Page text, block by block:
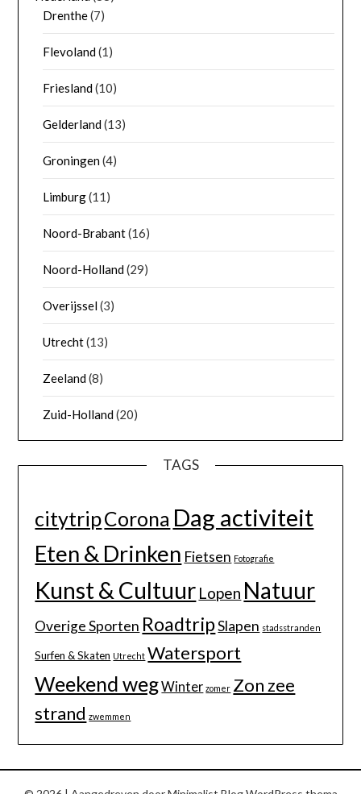
Drenthe(7)
Flevoland(1)
Friesland(10)
Gelderland(13)
Groningen(4)
Limburg(11)
Noord-Brabant(16)
Noord-Holland(29)
Overijssel(3)
Utrecht(13)
Zeeland(8)
Zuid-Holland(20)
TAGS
citytripCorona Dag activiteit
Eten & Drinken Fietsen Fotografie
Kunst & Cultuur Lopen Natuur
Overige Sporten RoadtripSlapen stadsstranden
Surfen & Skaten Utrecht Watersport
Weekend wegWinter zomer Zon zee
strand zwemmen